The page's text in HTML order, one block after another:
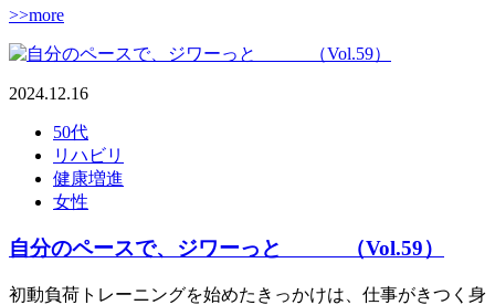
>>more
2024.12.16
50代
リハビリ
健康増進
女性
自分のペースで、ジワーっと （Vol.59）
初動負荷トレーニングを始めたきっかけは、仕事がきつく身